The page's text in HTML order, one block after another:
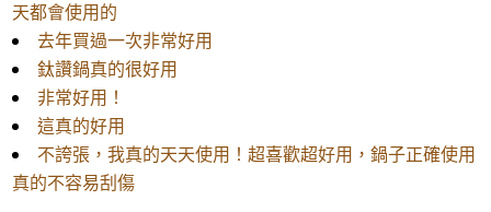
天都會使用的
去年買過一次非常好用
鈦讚鍋真的很好用
非常好用！
這真的好用
不誇張，我真的天天使用！超喜歡超好用，鍋子正確使用
真的不容易刮傷